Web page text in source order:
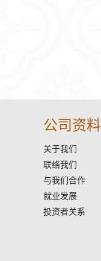
公司资料
关于我们
联络我们
与我们合作
就业发展
投资者关系